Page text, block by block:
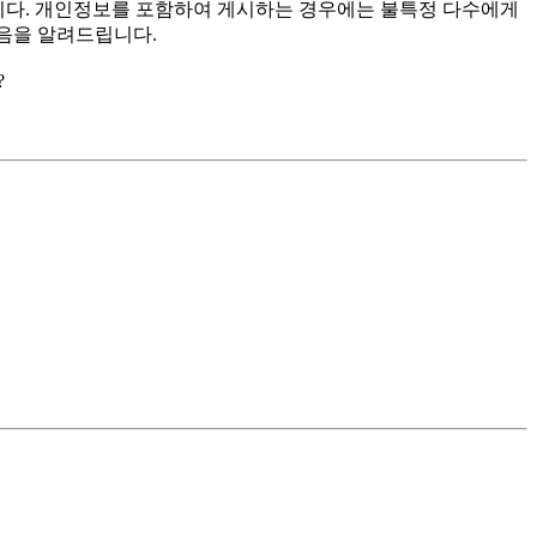
. 개인정보를 포함하여 게시하는 경우에는 불특정 다수에게
을 알려드립니다.